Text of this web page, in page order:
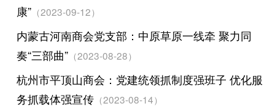
康”（2023-09-12）
内蒙古河南商会党支部：中原草原一线牵 聚力同
奏“三部曲”（2023-08-28）
杭州市平顶山商会：党建统领抓制度强班子 优化服
务抓载体强宣传（2023-08-14）